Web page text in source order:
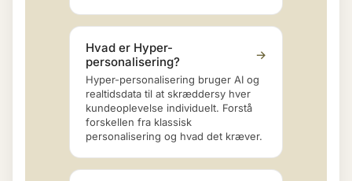
Hvad er Hyper-
personalisering?
→
Hyper-personalisering bruger AI og
realtidsdata til at skræddersy hver
kundeoplevelse individuelt. Forstå
forskellen fra klassisk
personalisering og hvad det kræver.